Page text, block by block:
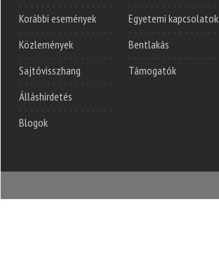
Korábbi események
Közlemények
Sajtóvisszhang
Álláshirdetés
Blogok
Egyetemi kapcsolatok
Bentlakás
Támogatók